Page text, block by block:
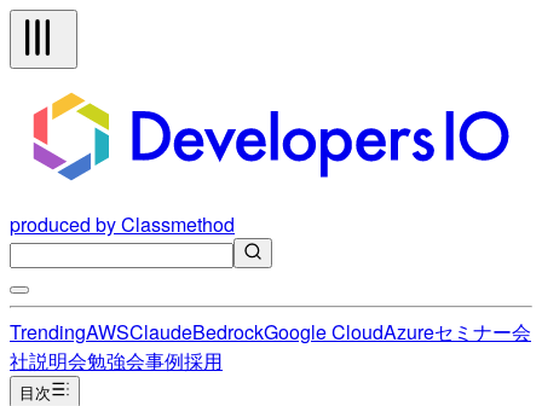
produced by Classmethod
TrendingAWSClaudeBedrockGoogle CloudAzureセミナー会
社説明会勉強会事例採用
目次